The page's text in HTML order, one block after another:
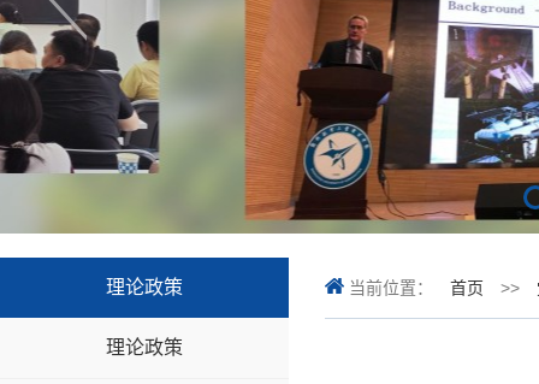
理论政策
理论政策
当前位置： 首页 >>